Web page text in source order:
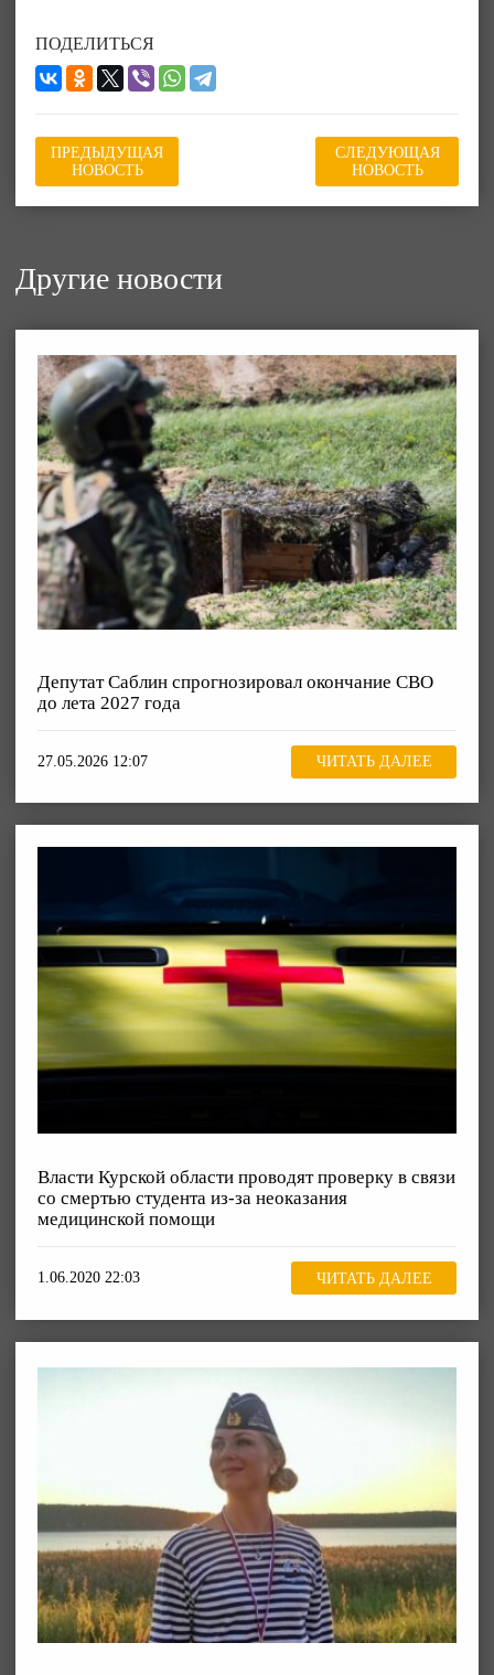
ПОДЕЛИТЬСЯ
ПРЕДЫДУЩАЯ
НОВОСТЬ
СЛЕДУЮЩАЯ
НОВОСТЬ
Другие новости
Депутат Саблин спрогнозировал окончание СВО
до лета 2027 года
27.05.2026 12:07 ЧИТАТЬ ДАЛЕЕ
Власти Курской области проводят проверку в связи
со смертью студента из-за неоказания
медицинской помощи
1.06.2020 22:03 ЧИТАТЬ ДАЛЕЕ